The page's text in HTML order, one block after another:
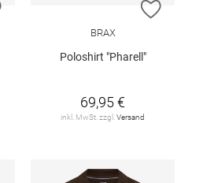
ZUR WUNSCHLISTE HINZUFÜGEN
ZUR
BRAX
Poloshirt "Pharell"
69,95 €
inkl. MwSt. zzgl. Versand